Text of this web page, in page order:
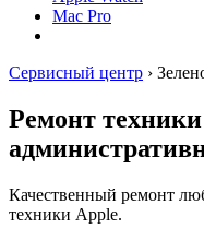
Mac Pro
Сервисный центр ›
Ремонт
Качественный ремонт
техники Apple.